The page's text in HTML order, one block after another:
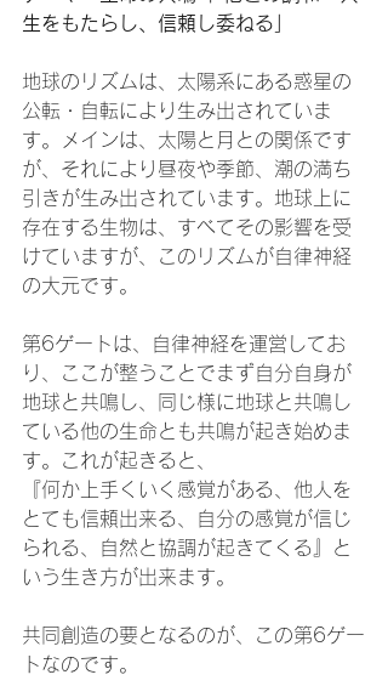
生をもたらし、信頼し委ねる」
地球のリズムは、太陽系にある惑星の
公転・自転により生み出されていま
す。メインは、太陽と月との関係です
が、それにより昼夜や季節、潮の満ち
引きが生み出されています。地球上に
存在する生物は、すべてその影響を受
けていますが、このリズムが自律神経
の大元です。
第6ゲートは、自律神経を運営してお
り、ここが整うことでまず自分自身が
地球と共鳴し、同じ様に地球と共鳴し
ている他の生命とも共鳴が起き始めま
す。これが起きると、
『何か上手くいく感覚がある、他人を
とても信頼出来る、自分の感覚が信じ
られる、自然と協調が起きてくる』と
いう生き方が出来ます。
共同創造の要となるのが、この第6ゲー
トなのです。